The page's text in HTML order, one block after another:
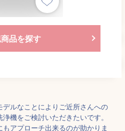
品を探す
ルなことによりご近所さんへの
機をご検討いただきたいです。
アプローチ出来るのが助かりま